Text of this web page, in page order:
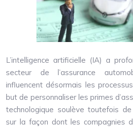
L’intelligence artificielle (IA) a
secteur de l’assurance
influencent désormais les
but de personnaliser les primes
technologique soulève toutefois
sur la façon dont les compagnies